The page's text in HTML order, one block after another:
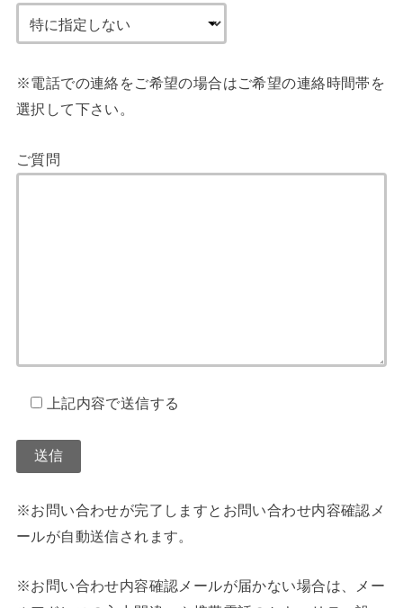
※電話での連絡をご希望の場合はご希望の連絡時間帯を
選択して下さい。
ご質問
上記内容で送信する
※お問い合わせが完了しますとお問い合わせ内容確認メ
ールが自動送信されます。
※お問い合わせ内容確認メールが届かない場合は、メー